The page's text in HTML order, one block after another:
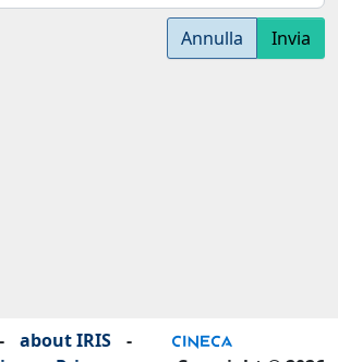
Annulla Invia
- about IRIS
-